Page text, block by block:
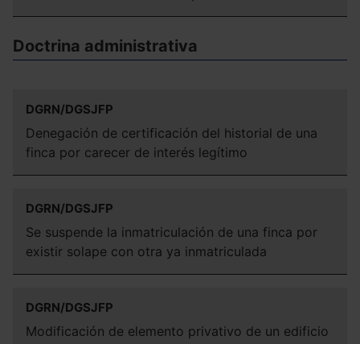
Doctrina administrativa
DGRN/DGSJFP
Denegación de certificación del historial de una
finca por carecer de interés legítimo
DGRN/DGSJFP
Se suspende la inmatriculación de una finca por
existir solape con otra ya inmatriculada
DGRN/DGSJFP
Modificación de elemento privativo de un edificio